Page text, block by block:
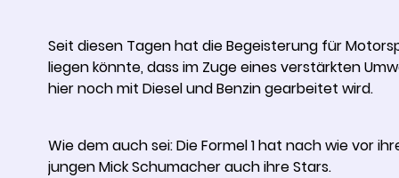
Seit diesen Tagen hat die Begeisterung für
liegen könnte, dass im Zuge eines verstärkten
hier noch mit Diesel und Benzin gearbeitet wird.
Wie dem auch sei: Die Formel 1 hat nach wie vor
jungen Mick Schumacher auch ihre Stars.